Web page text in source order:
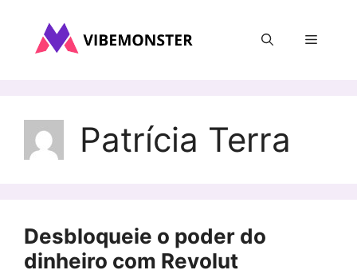
Menu
Patrícia Terra
Desbloqueie o poder do
dinheiro com Revolut